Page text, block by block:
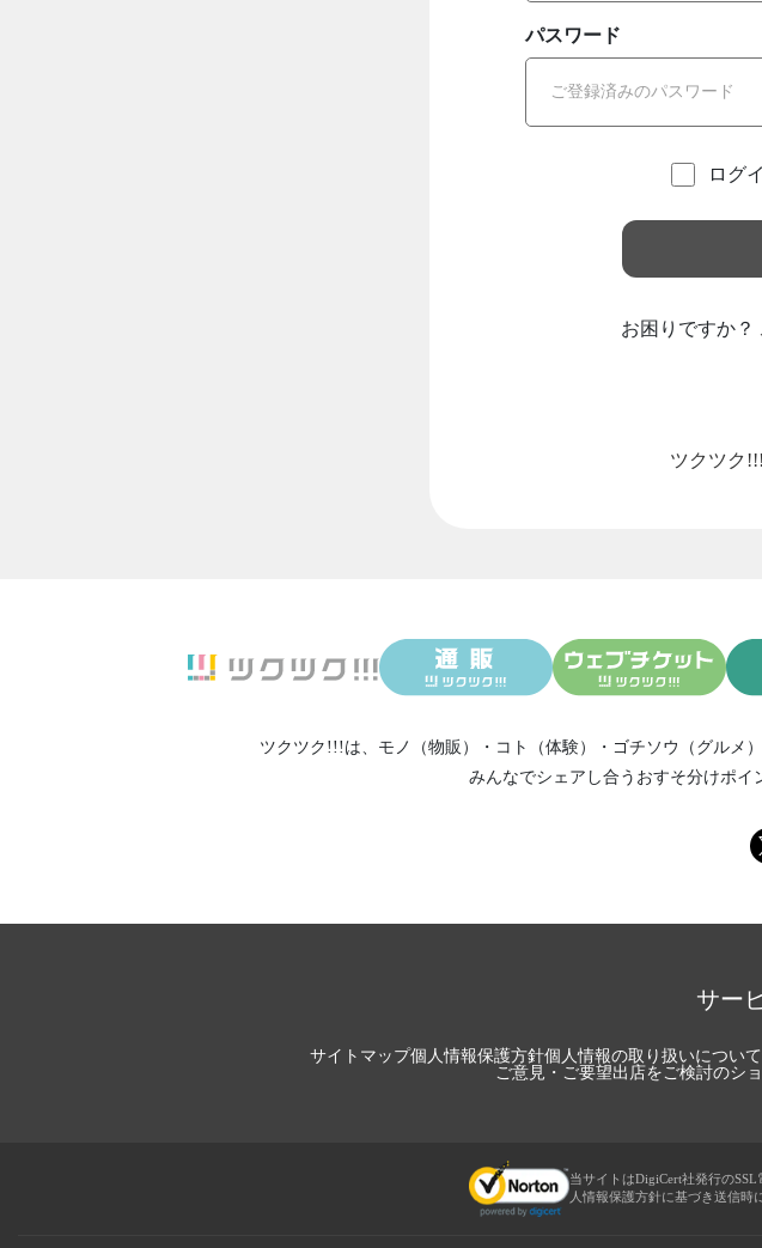
パスワード
ログ
お困りですか？
ツクツク
ツクツク!!!は、 モノ（物販） ・ コト（体験） ・ ゴチソウ（グルメ）
みんなでシェアし合う おすそ分けポイ
サー
サイトマップ個人情報保護方針個人情報の取り扱いについて
ご意見・ご要望出店をご検討のシ
当サイトはDigiCert社発行の
人情報保護方針に基づき送信時